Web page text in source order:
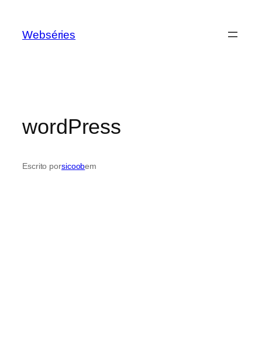
Webséries
wordPress
Escrito porsicoobem